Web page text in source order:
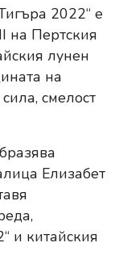
2022“ е
на Пертския
лунен
на
смелост
Елизабет
и китайския